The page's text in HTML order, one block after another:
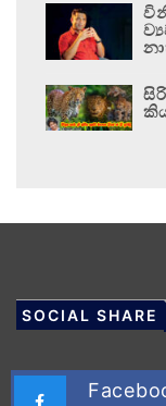
SOCIAL SHARE